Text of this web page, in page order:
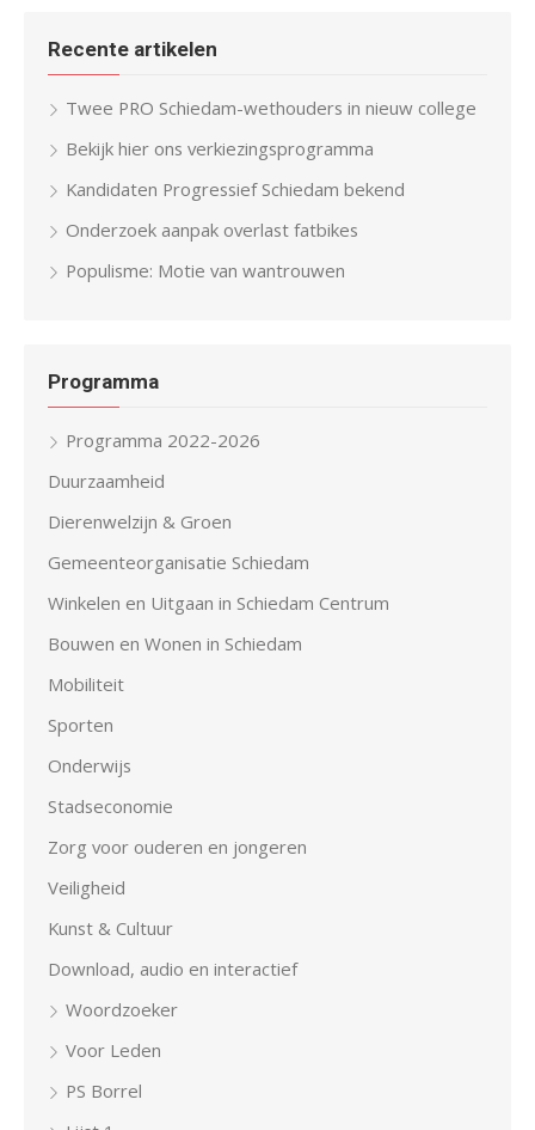
Recente artikelen
Twee PRO Schiedam-wethouders in nieuw college
Bekijk hier ons verkiezingsprogramma
Kandidaten Progressief Schiedam bekend
Onderzoek aanpak overlast fatbikes
Populisme: Motie van wantrouwen
Programma
Programma 2022-2026
Duurzaamheid
Dierenwelzijn & Groen
Gemeenteorganisatie Schiedam
Winkelen en Uitgaan in Schiedam Centrum
Bouwen en Wonen in Schiedam
Mobiliteit
Sporten
Onderwijs
Stadseconomie
Zorg voor ouderen en jongeren
Veiligheid
Kunst & Cultuur
Download, audio en interactief
Woordzoeker
Voor Leden
PS Borrel